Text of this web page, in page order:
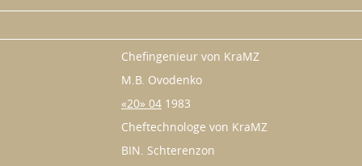
Chefingenieur von KraMZ
M.B. Ovodenko
«20» 04 1983
Cheftechnologe von KraMZ
BIN. Schterenzon